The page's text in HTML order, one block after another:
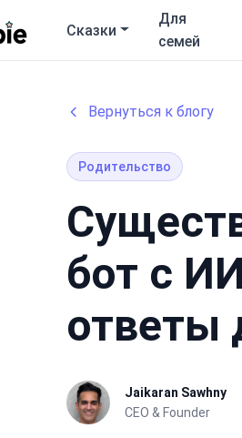
Storypie
Сказки
Для
семей
Вернуться к блогу
Родительство
бот с
ответы
Jaikaran Sawhny
CEO & Founder